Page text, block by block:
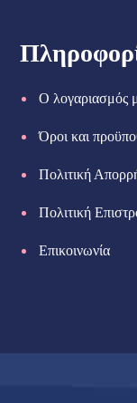
Ο λογαριασμός
Όροι και
Πολιτική
Πολιτική
Επικοινωνία